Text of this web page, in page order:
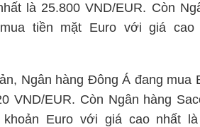
là 25.800 VND/EUR. Còn
mua tiền mặt Euro với giá
Ngân hàng Đông Á đang mua
VND/EUR. Còn Ngân hàng
khoản Euro với giá cao nhất là